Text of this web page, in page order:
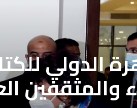
الدولي
والمثقفين